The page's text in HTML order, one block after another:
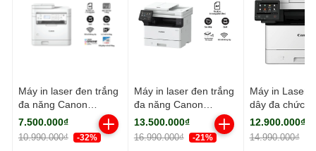
Máy in laser đen trắng
đa năng Canon
MF284dw (In đảo mặt|
Copy| Scan| ADF A4|
A5| USB| LAN| WIFI)
7.500.000₫
10.990.000₫ -32%
Máy in laser đen trắng
đa năng Canon
MF461dw (NK)
13.500.000₫
16.990.000₫ -21%
Máy in Laser
dây đa chức
Canon
(NK)
12.900.000₫
14.990.000₫